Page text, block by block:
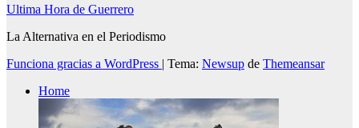
Ultima Hora de Guerrero
La Alternativa en el Periodismo
Funciona gracias a WordPress | Tema: Newsup de Themeansar
Home